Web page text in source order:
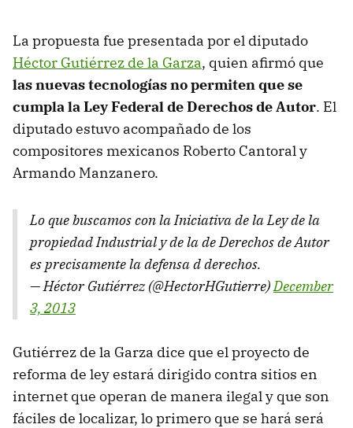
La propuesta fue presentada por el diputado
Héctor Gutiérrez de la Garza, quien afirmó que
las nuevas tecnologías no permiten que se
cumpla la Ley Federal de Derechos de Autor. El
diputado estuvo acompañado de los
compositores mexicanos Roberto Cantoral y
Armando Manzanero.
Lo que buscamos con la Iniciativa de la Ley de la
propiedad Industrial y de la de Derechos de Autor
es precisamente la defensa d derechos.
— Héctor Gutiérrez (@HectorHGutierre)December
3, 2013
Gutiérrez de la Garza dice que el proyecto de
reforma de ley estará dirigido contra sitios en
internet que operan de manera ilegal y que son
fáciles de localizar, lo primero que se hará será